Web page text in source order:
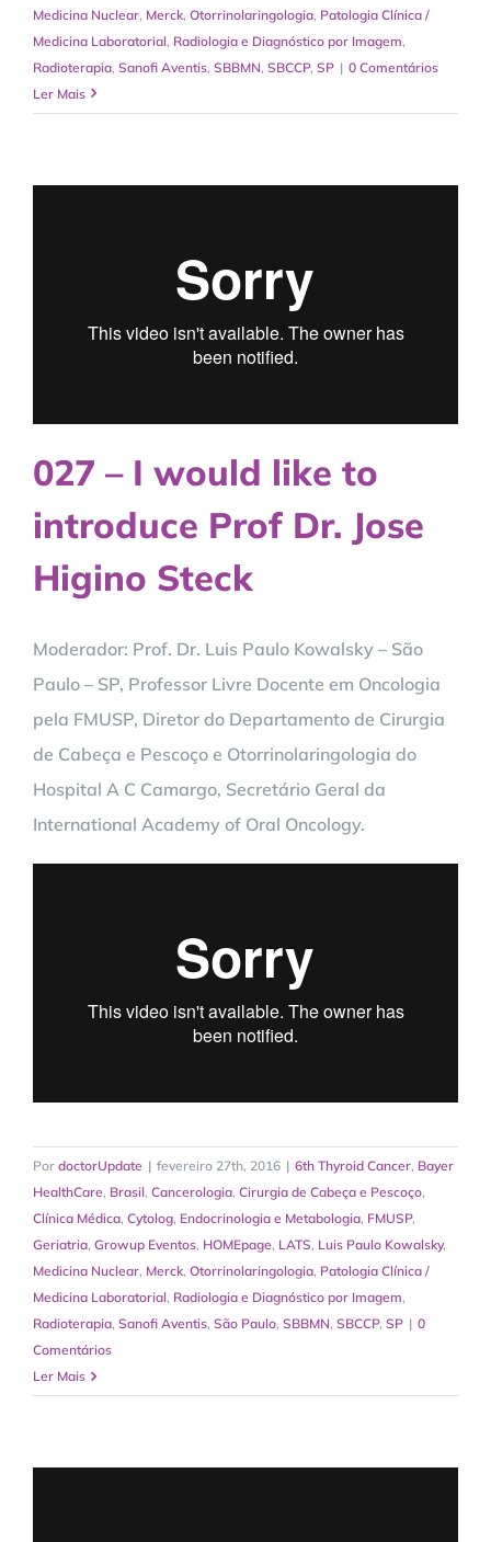
Medicina Nuclear, Merck, Otorrinolaringologia, Patologia Clínica /
Medicina Laboratorial, Radiologia e Diagnóstico por Imagem,
Radioterapia, Sanofi Aventis, SBBMN, SBCCP, SP | 0 Comentários
Ler Mais
027 – I would like to
introduce Prof Dr. Jose
Higino Steck
Moderador: Prof. Dr. Luis Paulo Kowalsky – São
Paulo – SP, Professor Livre Docente em Oncologia
pela FMUSP, Diretor do Departamento de Cirurgia
de Cabeça e Pescoço e Otorrinolaringologia do
Hospital A C Camargo, Secretário Geral da
International Academy of Oral Oncology.
Por doctorUpdate | fevereiro 27th, 2016 | 6th Thyroid Cancer, Bayer
HealthCare, Brasil, Cancerologia, Cirurgia de Cabeça e Pescoço,
Clínica Médica, Cytolog, Endocrinologia e Metabologia, FMUSP,
Geriatria, Growup Eventos, HOMEpage, LATS, Luis Paulo Kowalsky,
Medicina Nuclear, Merck, Otorrinolaringologia, Patologia Clínica /
Medicina Laboratorial, Radiologia e Diagnóstico por Imagem,
Radioterapia, Sanofi Aventis, São Paulo, SBBMN, SBCCP, SP | 0
Comentários
Ler Mais